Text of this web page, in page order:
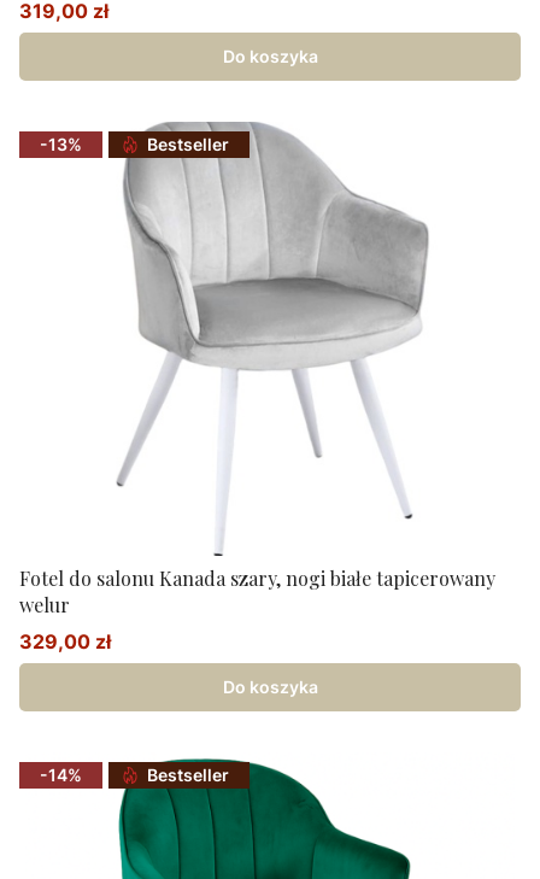
Cena promocyjna
319,00 zł
Do koszyka
-13% Bestseller
Fotel do salonu Kanada szary, nogi białe tapicerowany
welur
Cena promocyjna
329,00 zł
Do koszyka
-14% Bestseller